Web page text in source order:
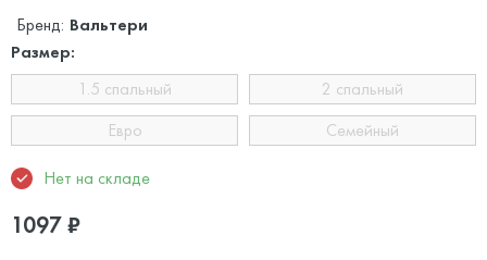
Бренд: Вальтери
Размер:
1.5 спальный
2 спальный
Евро
Семейный
Нет на складе
1097₽